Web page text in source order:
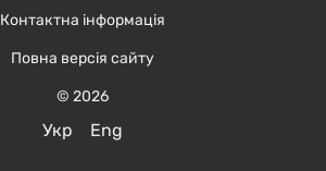
Контактна інформація
Повна версія сайту
© 2026
Укр Eng